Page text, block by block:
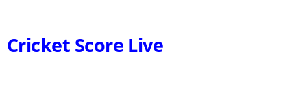
Cricket Score Live